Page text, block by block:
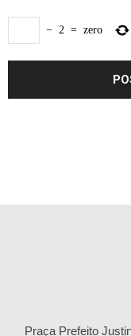
− 2 = zero
Praça Prefeito